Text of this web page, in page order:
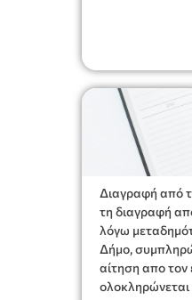
Διαγραφή από
τη διαγραφή
λόγω
Δήμο,
αίτηση απο τον
ολοκληρώνεται